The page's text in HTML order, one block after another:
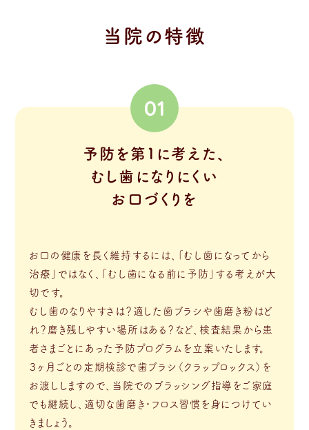
当院の特徴
01
予防を第１に考えた、
むし歯になりにくい
お口づくりを
お口の健康を長く維持するには、「むし歯になってから
治療」ではなく、「むし歯になる前に予防」する考えが大
切です。
むし歯のなりやすさは？適した歯ブラシや歯磨き粉はど
れ？磨き残しやすい場所はある？など、検査結果から患
者さまごとにあった予防プログラムを立案いたします。
３ヶ月ごとの定期検診で歯ブラシ（クラップロックス）を
お渡ししますので、当院でのブラッシング指導をご家庭
でも継続し、適切な歯磨き・フロス習慣を身につけてい
きましょう。